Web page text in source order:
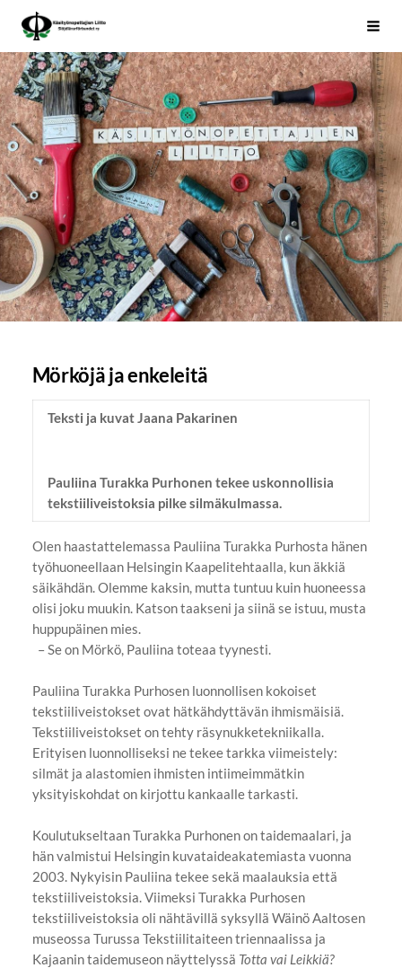
Siirry
sivun
sisältöön
Käsityönopettajien Liitto
Mörköjä ja enkeleitä
Teksti ja kuvat Jaana Pakarinen
Pauliina Turakka Purhonen tekee uskonnollisia
tekstiiliveistoksia pilke silmäkulmassa.
Olen haastattelemassa Pauliina Turakka Purhosta hänen
työhuoneellaan Helsingin Kaapelitehtaalla, kun äkkiä
säikähdän. Olemme kaksin, mutta tuntuu kuin huoneessa
olisi joku muukin. Katson taakseni ja siinä se istuu, musta
huppupäinen mies.
– Se on Mörkö, Pauliina toteaa tyynesti.
Pauliina Turakka Purhosen luonnollisen kokoiset
tekstiiliveistokset ovat hätkähdyttävän ihmismäisiä.
Tekstiiliveistokset on tehty räsynukketekniikalla.
Erityisen luonnolliseksi ne tekee tarkka viimeistely:
silmät ja alastomien ihmisten intiimeimmätkin
yksityiskohdat on kirjottu kankaalle tarkasti.
Koulutukseltaan Turakka Purhonen on taidemaalari, ja
hän valmistui Helsingin kuvataideakatemiasta vuonna
2003. Nykyisin Pauliina tekee sekä maalauksia että
tekstiiliveistoksia. Viimeksi Turakka Purhosen
tekstiiliveistoksia oli nähtävillä syksyllä Wäinö Aaltosen
museossa Turussa Tekstiilitaiteen triennaalissa ja
Kajaanin taidemuseon näyttelyssä Totta vai Leikkiä?